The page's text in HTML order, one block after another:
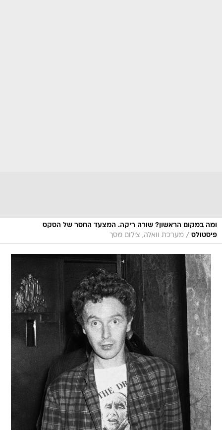
ומה במקום הראשון? שורה ריקה. המצעד החסר של הסקס
פיסטולס / מערכת וואלה, צילום מסך